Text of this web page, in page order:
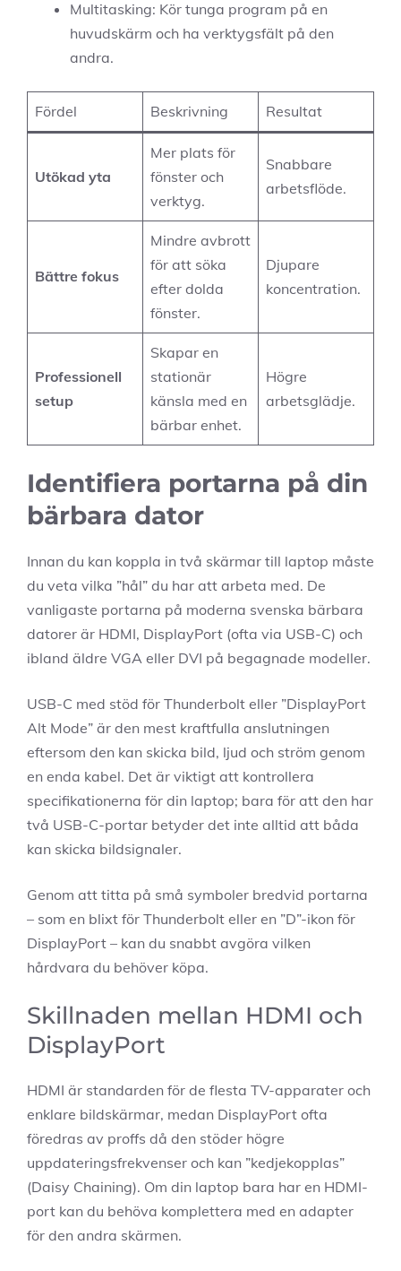
Multitasking: Kör tunga program på en
huvudskärm och ha verktygsfält på den
andra.
Fördel Beskrivning Resultat
Utökad yta
Mer plats för
fönster och
verktyg.
Snabbare
arbetsflöde.
Bättre fokus
Mindre avbrott
för att söka
efter dolda
fönster.
Djupare
koncentration.
Professionell
setup
Skapar en
stationär
känsla med en
bärbar enhet.
Högre
arbetsglädje.
Identifiera portarna på din
bärbara dator
Innan du kan koppla in två skärmar till laptop måste
du veta vilka ”hål” du har att arbeta med. De
vanligaste portarna på moderna svenska bärbara
datorer är HDMI, DisplayPort (ofta via USB-C) och
ibland äldre VGA eller DVI på begagnade modeller.
USB-C med stöd för Thunderbolt eller ”DisplayPort
Alt Mode” är den mest kraftfulla anslutningen
eftersom den kan skicka bild, ljud och ström genom
en enda kabel. Det är viktigt att kontrollera
specifikationerna för din laptop; bara för att den har
två USB-C-portar betyder det inte alltid att båda
kan skicka bildsignaler.
Genom att titta på små symboler bredvid portarna
– som en blixt för Thunderbolt eller en ”D”-ikon för
DisplayPort – kan du snabbt avgöra vilken
hårdvara du behöver köpa.
Skillnaden mellan HDMI och
DisplayPort
HDMI är standarden för de flesta TV-apparater och
enklare bildskärmar, medan DisplayPort ofta
föredras av proffs då den stöder högre
uppdateringsfrekvenser och kan ”kedjekopplas”
(Daisy Chaining). Om din laptop bara har en HDMI-
port kan du behöva komplettera med en adapter
för den andra skärmen.